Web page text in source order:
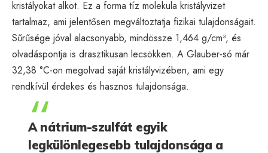
kristályokat alkot. Ez a forma tíz molekula kristályvizet
tartalmaz, ami jelentősen megváltoztatja fizikai tulajdonságait.
Sűrűsége jóval alacsonyabb, mindössze 1,464 g/cm³, és
olvadáspontja is drasztikusan lecsökken. A Glauber-só már
32,38 °C-on megolvad saját kristályvizében, ami egy
rendkívül érdekes és hasznos tulajdonsága.
A nátrium-szulfát egyik
legkülönlegesebb tulajdonsága a